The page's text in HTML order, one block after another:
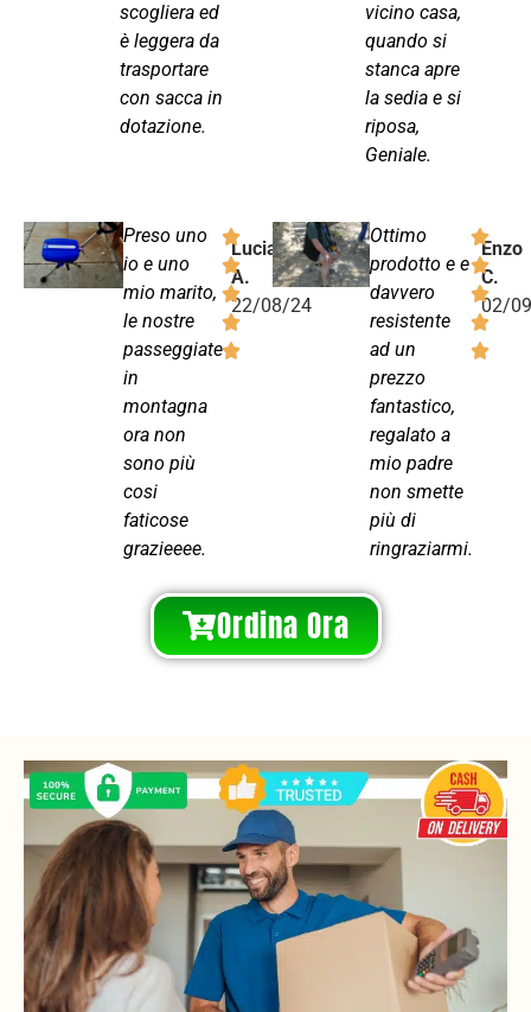
scogliera ed
è leggera da
trasportare
con sacca in
dotazione.
vicino casa,
quando si
stanca apre
la sedia e si
riposa,
Geniale.
Preso uno
io e uno
mio marito,
le nostre
passeggiate
in
montagna
ora non
sono più
cosi
faticose
grazieeee.
Lucia
A.
22/08/24
Ottimo
prodotto e e
davvero
resistente
ad un
prezzo
fantastico,
regalato a
mio padre
non smette
più di
ringraziarmi.
Enzo
C.
02/
Ordina Ora